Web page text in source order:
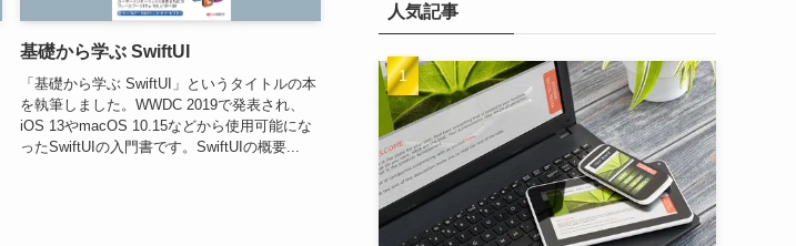
基礎から学ぶ SwiftUI
「基礎から学ぶ SwiftUI」というタイトルの本
を執筆しました。WWDC 2019で発表され、
iOS 13やmacOS 10.15などから使用可能にな
ったSwiftUIの入門書です。SwiftUIの概要...
人気記事